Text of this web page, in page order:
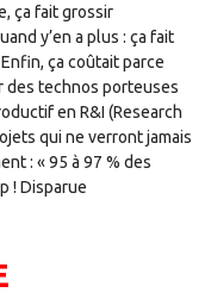
ça fait grossir
y’en a plus : ça fait
ça coûtait parce
des technos porteuses
en R&I (Research
qui ne verront jamais
: « 95 à 97 % des
! Disparue